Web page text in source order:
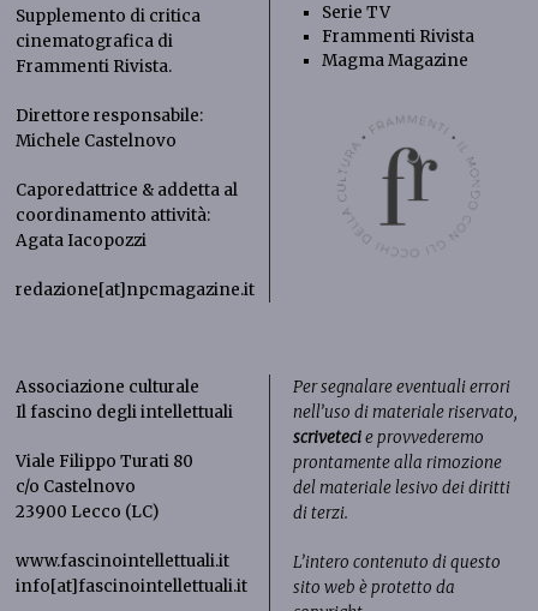
Supplemento di critica
cinematografica di
Frammenti Rivista.
Direttore responsabile:
Michele Castelnovo
Caporedattrice & addetta al
coordinamento attività:
Agata Iacopozzi
redazione[at]npcmagazine.it
Serie TV
Frammenti Rivista
Magma Magazine
Associazione culturale
Il fascino degli intellettuali
Viale Filippo Turati 80
c/o Castelnovo
23900 Lecco (LC)
www.fascinointellettuali.it
info[at]fascinointellettuali.it
Per segnalare eventuali errori
nell’uso di materiale riservato,
scrivetecie provvederemo
prontamente alla rimozione
del materiale lesivo dei diritti
di terzi.
L’intero contenuto di questo
sito web è protetto da